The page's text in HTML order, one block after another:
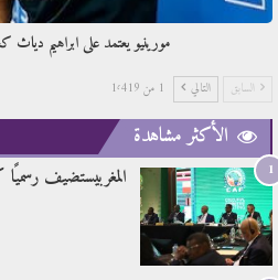
مورينيو يعتمد على ابراهيم
السابق التالي 1 من 1٬419
الأكثر مشاهدة
1 المغربيستضيف رسميًا